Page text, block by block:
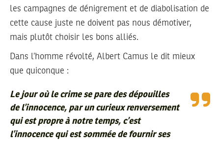
les campagnes de dénigrement et de diabolisation de
cette cause juste ne doivent pas nous démotiver,
mais plutôt choisir les bons alliés.
Dans l’homme révolté, Albert Camus le dit mieux
que quiconque :
Le jour où le crime se pare des dépouilles
de l’innocence, par un curieux renversement
qui est propre à notre temps, c’est
l’innocence qui est sommée de fournir ses